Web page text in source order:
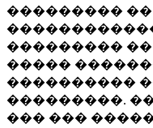
���������
���������
�����
����������
���������.
��� ���